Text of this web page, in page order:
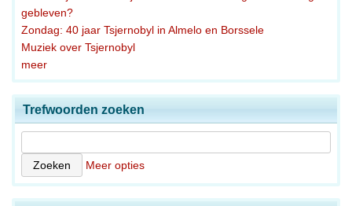
gebleven?
Zondag: 40 jaar Tsjernobyl in Almelo en Borssele
Muziek over Tsjernobyl
meer
Trefwoorden zoeken
Meer opties